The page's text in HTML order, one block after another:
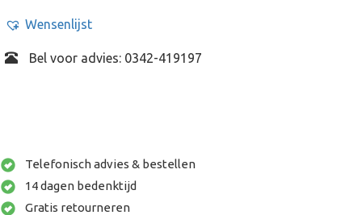
Wensenlijst
Bel voor advies: 0342-419197
Telefonisch advies & bestellen
14 dagen bedenktijd
Gratis retourneren